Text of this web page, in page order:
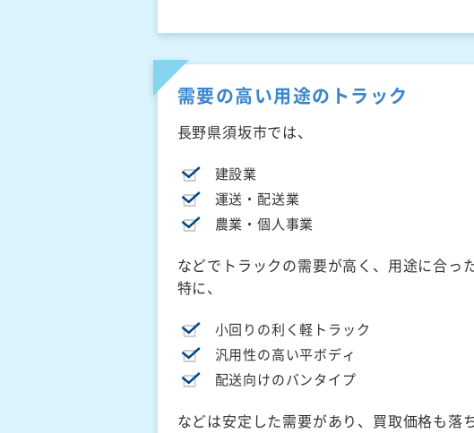
需要の高い用途のトラック
長野県須坂市では、
建設業
運送・配送業
農業・個人事業
などでトラックの需要が高く、用途に合っ
特に、
小回りの利く軽トラック
汎用性の高い平ボディ
配送向けのバンタイプ
などは安定した需要があり、買取価格も落